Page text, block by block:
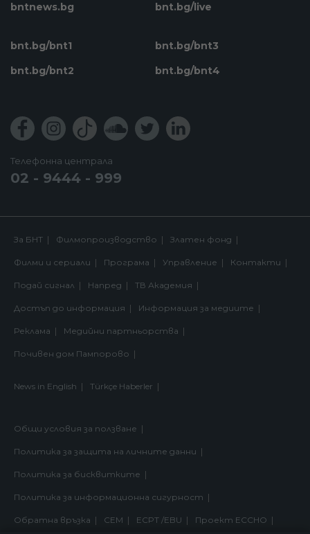
bntnews.bg
bnt.bg/live
bnt.bg/bnt1
bnt.bg/bnt2
bnt.bg/bnt3
bnt.bg/bnt4
Телефонна централа
02 - 9444 - 999
За БНТ Филмопроизводство Златен фонд
Филми и сериали Програма Управление Контакти
Подай сигнал Напред ТВ Академия
Достъп до информация Информация за медиите
Реклама Медийни партньорства
Почивен дом Пампорово
News in English Türkçe Haberler
Общи условия за ползване
Политика за защита на личните данни
Политика за бисквитките
Политика за информационна сигурност
Обратна връзка СЕМ ECPT /EBU Проект ECCHO